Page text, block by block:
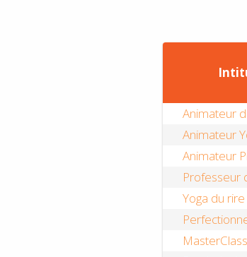
Animateur
Animateur
Animateur
Professeur
Yoga du